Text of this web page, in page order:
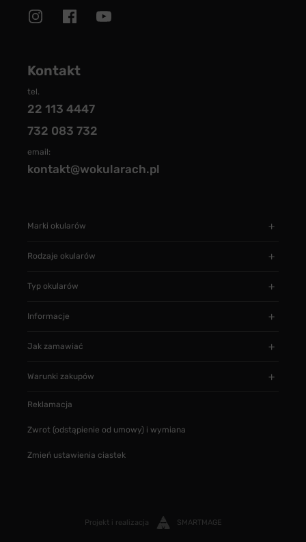
Kontakt
tel.
22 113 4447
732 083 732
email:
kontakt@wokularach.pl
Marki okularów
Rodzaje okularów
Typ okularów
Informacje
Jak zamawiać
Warunki zakupów
Reklamacja
Zwrot (odstąpienie od umowy) i wymiana
Zmień ustawienia ciastek
Projekt i realizacja SMARTMAGE